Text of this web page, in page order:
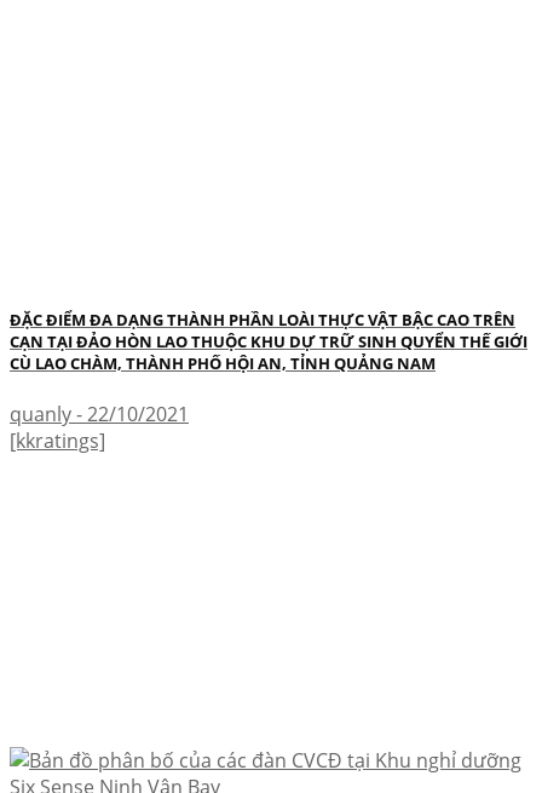
ĐẶC ĐIỂM ĐA DẠNG THÀNH PHẦN LOÀI THỰC VẬT BẬC CAO TRÊN
CẠN TẠI ĐẢO HÒN LAO THUỘC KHU DỰ TRỮ SINH QUYỂN THẾ GIỚI
CÙ LAO CHÀM, THÀNH PHỐ HỘI AN, TỈNH QUẢNG NAM
quanly - 22/10/2021
[kkratings]